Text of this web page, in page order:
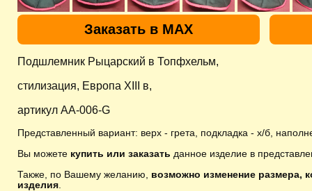
Заказать в MAX
Подшлемник Рыцарский в Топфхельм,
стилизация, Европа XIII в,
артикул AA-006-G
Представленный вариант: верх - грета, подкладка - х/б,
Вы можете купить или заказать данное изделие в
Также, по Вашему желанию, возможно изменение размера,
изделия